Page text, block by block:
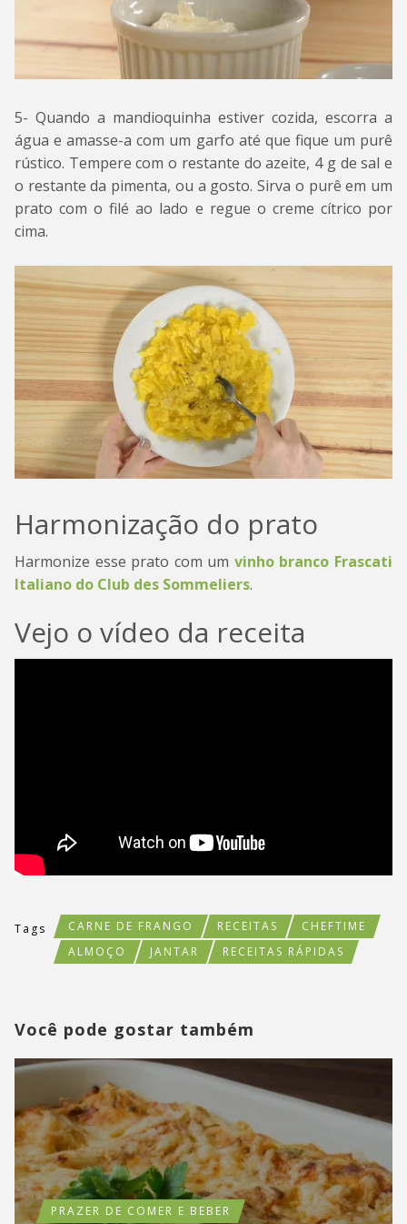
5- Quando a mandioquinha estiver cozida, escorra a
água e amasse-a com um garfo até que fique um purê
rústico. Tempere com o restante do azeite, 4 g de sal e
o restante da pimenta, ou a gosto. Sirva o purê em um
prato com o filé ao lado e regue o creme cítrico por
cima.
Harmonização do prato
Harmonize esse prato com um vinho branco Frascati
Italiano do Club des Sommeliers.
Vejo o vídeo da receita
Tags CARNE DE FRANGO RECEITAS
CHEFTIME
ALMOÇO
JANTAR RECEITAS RÁPIDAS
Você pode gostar também
PRAZER DE COMER E BEBER